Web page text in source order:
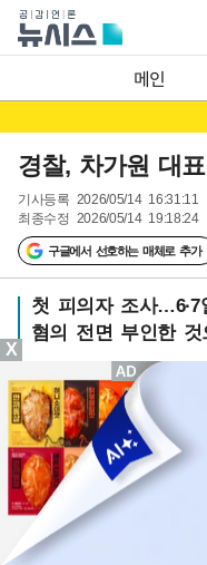
메인
경찰, 차가원 대
기사등록 2026/05/14 16:31:11
최종수정 2026/05/14 19:18:24
구글에서 선호하는 매체로 추가
첫 피의자 조사…6·7
혐의 전면 부인한 것
X